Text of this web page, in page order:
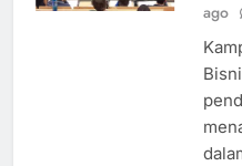
ago